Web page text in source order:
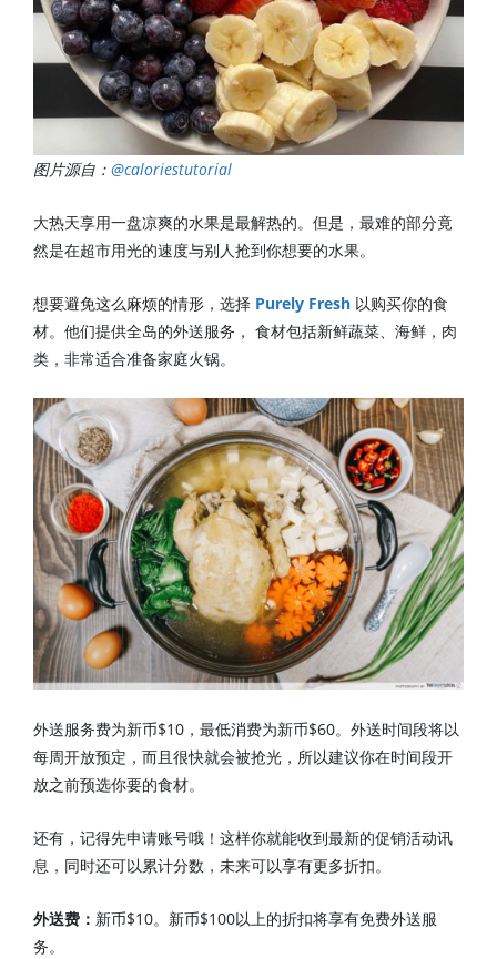
图片源自： @caloriestutorial
大热天享用一盘凉爽的水果是最解热的。但是，最难的部分竟
然是在超市用光的速度与别人抢到你想要的水果。
想要避免这么麻烦的情形，选择 Purely Fresh 以购买你的食
材。他们提供全岛的外送服务， 食材包括新鲜蔬菜、海鲜，肉
类，非常适合准备家庭火锅。
外送服务费为新币$10，最低消费为新币$60。外送时间段将以
每周开放预定，而且很快就会被抢光，所以建议你在时间段开
放之前预选你要的食材。
还有，记得先申请账号哦！这样你就能收到最新的促销活动讯
息，同时还可以累计分数，未来可以享有更多折扣。
外送费： 新币$10。新币$100以上的折扣将享有免费外送服
务。